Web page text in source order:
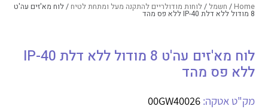
איכות | שרות | זמינות
אטקה בע”מ היא החברה הגדולה והמובילה בישראל בשיווק
מיתוג, בקרה , ואינסטלציה חשמלית ופעילה ב7 תחומים:
לכל מוצרי היצרן לכל מוצרי היצרן
Home
/ חשמל /לוחות מודולריים להתקנה מעל ומתחת לטיח / לוח מא'זים עה'ט
8 מודול ללא דלת IP-40 ללא פס מהד
לוח מא'זים עה'ט 8 מודול ללא דלת IP-40
ללא פס מהד
מק"ט אטקה: 00GW40026